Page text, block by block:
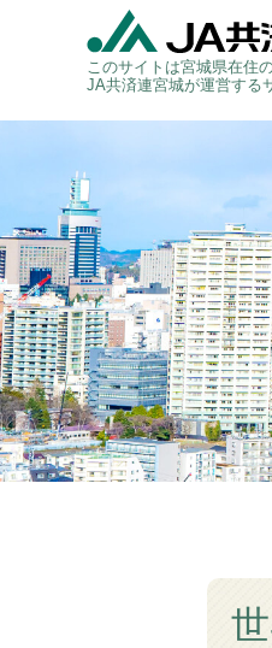
このサイトは宮城県在住
JA共済連宮城が運営する